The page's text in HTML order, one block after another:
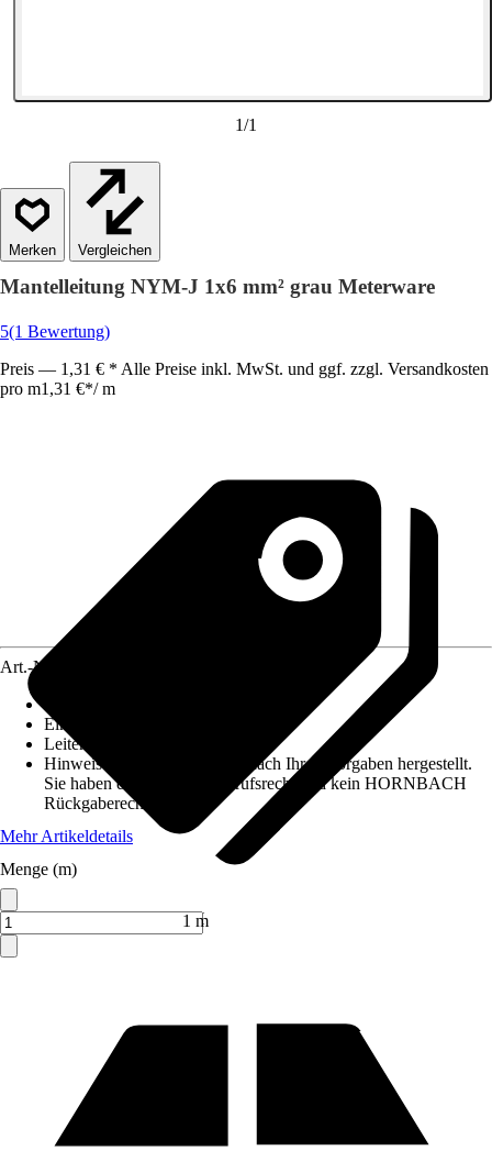
1/1
Vergleichen
Mantelleitung NYM-J 1x6 mm² grau Meterware
5(1 Bewertung)
Preis — 1,31 € * Alle Preise inkl. MwSt. und ggf. zzgl. Versandkosten
pro m1,31 €*/ m
Verkauf durch:HORNBACH
Art.-Nr.
Einheit
Leiterquerschnitt
Hinweis: Dieser Artikel wird nach Ihren Vorgaben hergestellt.
Sie haben daher kein Widerrufsrecht und kein HORNBACH
Rückgaberecht.
Mehr Artikeldetails
Menge (m)
1 m